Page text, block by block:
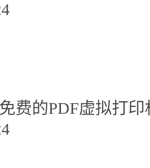
费的PDF虚拟打印